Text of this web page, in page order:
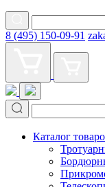
8 (495) 150-09-91
Каталог